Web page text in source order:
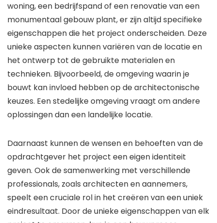
woning, een bedrijfspand of een renovatie van een
monumentaal gebouw plant, er zijn altijd specifieke
eigenschappen die het project onderscheiden. Deze
unieke aspecten kunnen variëren van de locatie en
het ontwerp tot de gebruikte materialen en
technieken. Bijvoorbeeld, de omgeving waarin je
bouwt kan invloed hebben op de architectonische
keuzes. Een stedelijke omgeving vraagt om andere
oplossingen dan een landelijke locatie.
Daarnaast kunnen de wensen en behoeften van de
opdrachtgever het project een eigen identiteit
geven. Ook de samenwerking met verschillende
professionals, zoals architecten en aannemers,
speelt een cruciale rol in het creëren van een uniek
eindresultaat. Door de unieke eigenschappen van elk